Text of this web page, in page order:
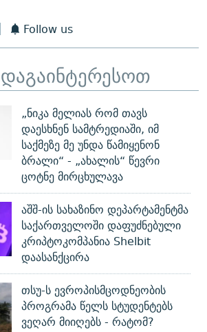
Follow us
„ნიკა მელიას რომ თავს
დაესხნენ სამტრედიაში, იმ
საქმეზე მე უნდა წამიყენონ
ბრალი“ - „ახალის“ წევრი
ცოტნე მირცხულავა
აშშ-ის სახაზინო დეპარტამენტმა
საქართველოში დაფუძნებული
კრიპტოკომპანია Shelbit
დაასანქცირა
თსუ-ს ევროპისმცოდნეობის
პროგრამა წელს სტუდენტებს
ვეღარ მიიღებს - რატომ?